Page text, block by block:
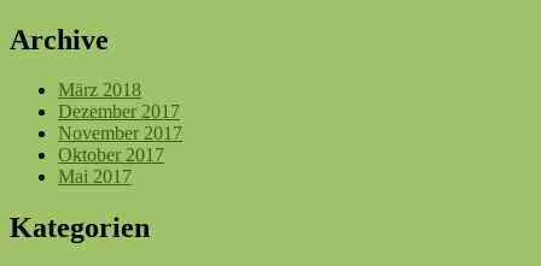
Archive
März 2018
Dezember 2017
November 2017
Oktober 2017
Mai 2017
Kategorien